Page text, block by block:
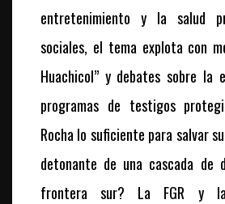
entretenimiento y la salud
sociales, el tema explota con
Huachicol” y debates sobre la
programas de testigos
Rocha lo suficiente para salvar
detonante de una cascada de
frontera sur? La FGR y